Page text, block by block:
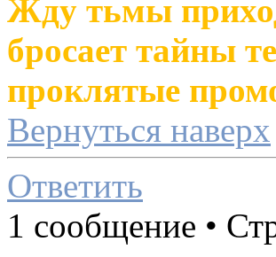
Жду тьмы
бросает тайны
проклятые
Вернуться наверх
Ответить
1 сообщение •